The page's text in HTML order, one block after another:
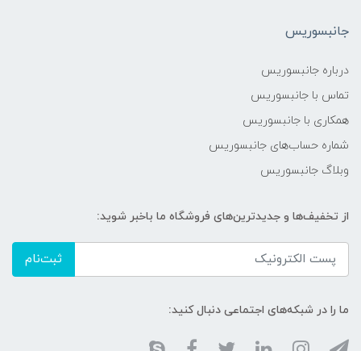
جانبسوریس
درباره جانبسوریس
تماس با جانبسوریس
همکاری با جانبسوریس
شماره حساب‌های جانبسوریس
وبلاگ جانبسوریس
از تخفیف‌ها و جدیدترین‌های فروشگاه ما باخبر شوید:
ثبت‌نام
ما را در شبکه‌های اجتماعی دنبال کنید: